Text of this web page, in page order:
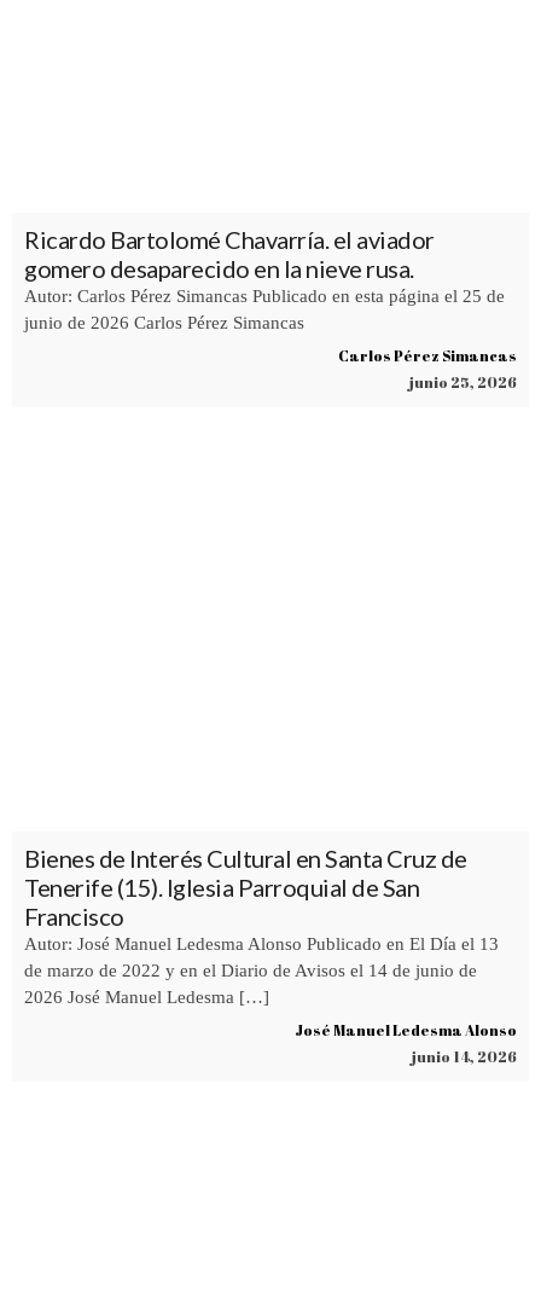
Ricardo Bartolomé Chavarría. el aviador
gomero desaparecido en la nieve rusa.
Autor: Carlos Pérez Simancas Publicado en esta página el 25 de
junio de 2026 Carlos Pérez Simancas
Carlos Pérez Simancas
junio 25, 2026
Bienes de Interés Cultural en Santa Cruz de
Tenerife (15). Iglesia Parroquial de San
Francisco
Autor: José Manuel Ledesma Alonso Publicado en El Día el 13
de marzo de 2022 y en el Diario de Avisos el 14 de junio de
2026 José Manuel Ledesma […]
José Manuel Ledesma Alonso
junio 14, 2026